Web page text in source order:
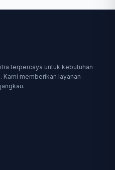
terpercaya untuk kebutuhan
memberikan layanan